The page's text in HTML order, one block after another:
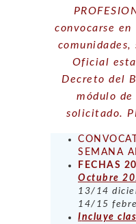
convocarse
Oficial
Decreto del
módulo
solicitado.
SEMANA
FECHAS
Octubre
13/14
14/15
Incluye